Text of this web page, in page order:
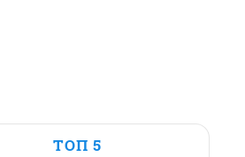
ТОП 5